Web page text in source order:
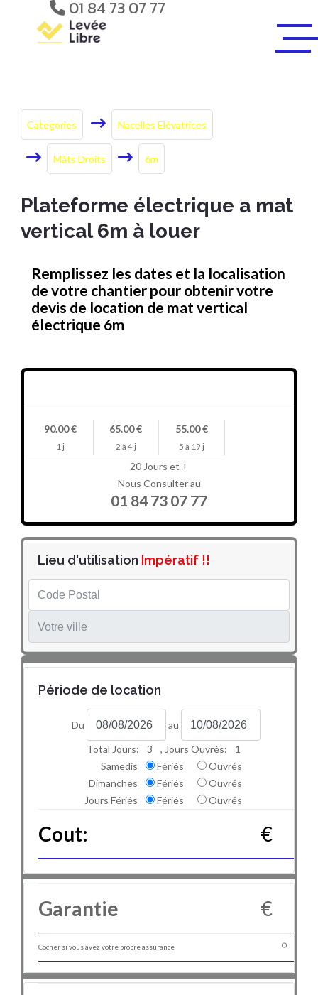
01 84 73 07 77
Categories Nacelles Elévatrices
Mâts Droits 6m
Plateforme électrique a mat
vertical 6m à louer
Remplissez les dates et la localisation
de votre chantier pour obtenir votre
devis de location de mat vertical
électrique 6m
90.00 €
1 j
65.00 €
2 à 4 j
55.00 €
5 à 19 j
20 Jours et +
Nous Consulter au
01 84 73 07 77
Lieu d'utilisation Impératif !!
Période de location
Du au
Total Jours: 3 , Jours Ouvrés:
1
Samedis
Fériés
Ouvrés
Dimanches
Fériés
Ouvrés
Jours Fériés
Fériés Ouvrés
Cout: €
Garantie €
Cocher si vous avez votre propre assurance